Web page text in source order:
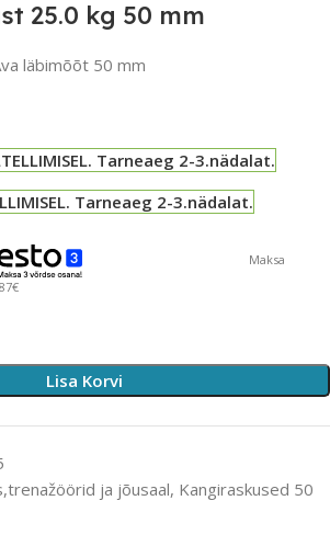
25.0 kg 50 mm
läbimõõt 50 mm
Tarneaeg 2-3.nädalat.
Tarneaeg 2-3.nädalat.
Maksa
Lisa Korvi
ja jõusaal, Kangiraskused 50